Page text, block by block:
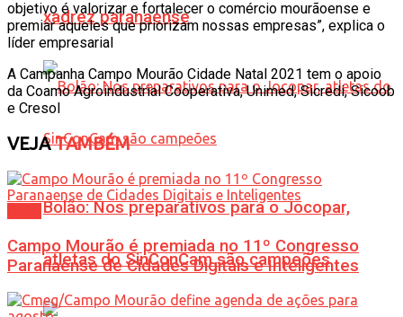
xadrez paranaense
Bolão: Nos preparativos para o Jocopar,
atletas do SinConCam são campeões
objetivo é valorizar e fortalecer o comércio mourãoense e
premiar aqueles que priorizam nossas empresas”, explica o
líder empresarial
A Campanha Campo Mourão Cidade Natal 2021 tem o apoio
da Coamo Agroindustrial Cooperativa, Unimed, Sicredi, Sicoob
e Cresol
VEJATAMBÉM
Campo Mourão é premiada no 11º Congresso
Paranaense de Cidades Digitais e Inteligentes